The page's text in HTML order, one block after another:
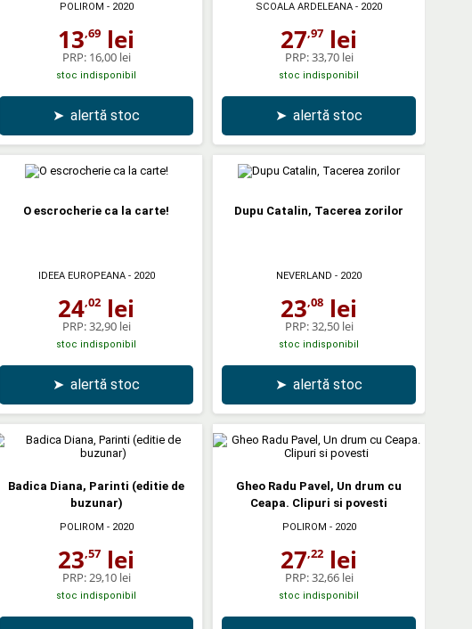
POLIROM - 2020
13,69 lei
PRP: 16,00 lei
stoc indisponibil
➤ alertă stoc
SCOALA ARDELEANA - 2020
27,97 lei
PRP:33,70 lei
stoc indisponibil
➤ alertă stoc
O escrocherie ca la carte!
IDEEA EUROPEANA- 2020
24,02 lei
PRP:32,90 lei
stoc indisponibil
➤ alertă stoc
Dupu Catalin, Tacerea zorilor
NEVERLAND - 2020
23,08 lei
PRP:32,50 lei
stoc indisponibil
➤ alertă stoc
Badica Diana, Parinti (editie de
buzunar)
POLIROM - 2020
23,57 lei
PRP:29,10 lei
stoc indisponibil
Gheo Radu Pavel, Un drum cu
Ceapa. Clipuri si povesti
POLIROM - 2020
27,22 lei
PRP:32,66 lei
stoc indisponibil